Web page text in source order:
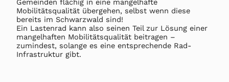
Mobilitätsqualität übergehen, selbst wenn diese
bereits im Schwarzwald sind!
Ein Lastenrad kann also seinen Teil zur Lösung einer
mangelhaften Mobilitätsqualität beitragen –
zumindest, solange es eine entsprechende Rad-
Infrastruktur gibt.